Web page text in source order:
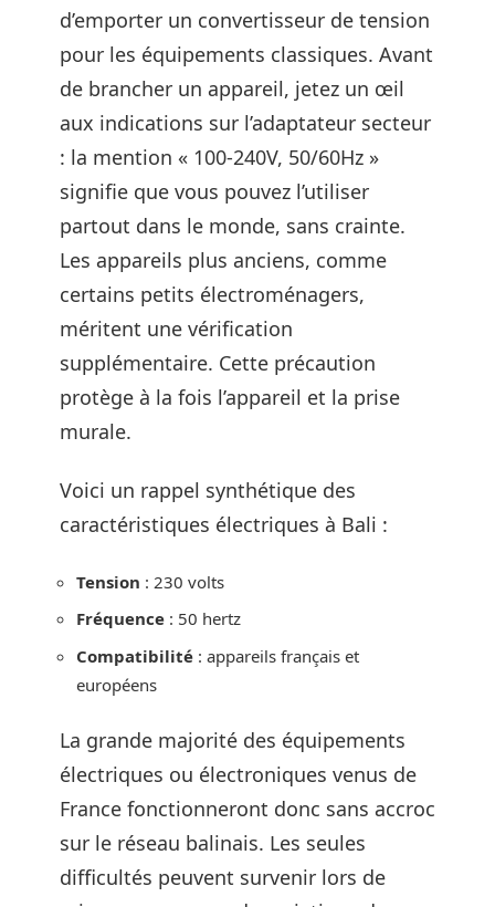
d’emporter un convertisseur de tension
pour les équipements classiques. Avant
de brancher un appareil, jetez un œil
aux indications sur l’adaptateur secteur
: la mention « 100-240V, 50/60Hz »
signifie que vous pouvez l’utiliser
partout dans le monde, sans crainte.
Les appareils plus anciens, comme
certains petits électroménagers,
méritent une vérification
supplémentaire. Cette précaution
protège à la fois l’appareil et la prise
murale.
Voici un rappel synthétique des
caractéristiques électriques à Bali :
Tension : 230 volts
Fréquence : 50 hertz
Compatibilité : appareils français et
européens
La grande majorité des équipements
électriques ou électroniques venus de
France fonctionneront donc sans accroc
sur le réseau balinais. Les seules
difficultés peuvent survenir lors de